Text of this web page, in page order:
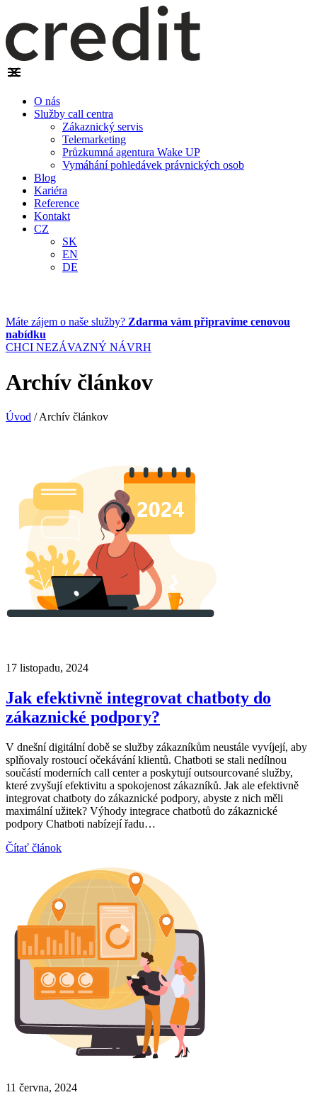
O nás
Služby call centra
Zákaznický servis
Telemarketing
Průzkumná agentura Wake UP
Vymáhání pohledávek právnických osob
Blog
Kariéra
Reference
Kontakt
CZ
SK
EN
DE
Máte zájem o naše služby? Zdarma vám připravíme cenovou
nabídku
CHCI NEZÁVAZNÝ NÁVRH
Archív článkov
Úvod /Archív článkov
17 listopadu, 2024
Jak efektivně integrovat chatboty do
zákaznické podpory?
V dnešní digitální době se služby zákazníkům neustále vyvíjejí, aby
splňovaly rostoucí očekávání klientů. Chatboti se stali nedílnou
součástí moderních call center a poskytují outsourcované služby,
které zvyšují efektivitu a spokojenost zákazníků. Jak ale efektivně
integrovat chatboty do zákaznické podpory, abyste z nich měli
maximální užitek? Výhody integrace chatbotů do zákaznické
podpory Chatboti nabízejí řadu…
Čítať článok
11 června, 2024